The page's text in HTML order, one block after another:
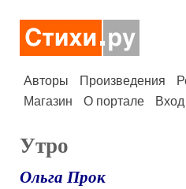
Авторы Произведения
Магазин
О портале
Утро
Ольга Прок